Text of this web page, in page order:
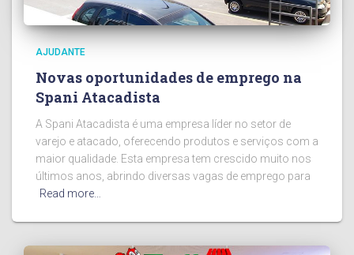
AJUDANTE
Novas oportunidades de emprego na
Spani Atacadista
A Spani Atacadista é uma empresa líder no setor de
varejo e atacado, oferecendo produtos e serviços com a
maior qualidade. Esta empresa tem crescido muito nos
últimos anos, abrindo diversas vagas de emprego para
Read more…